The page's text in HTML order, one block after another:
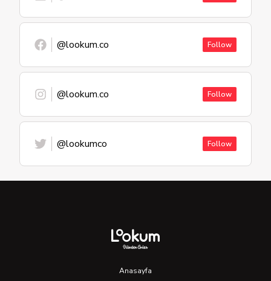
@lookum.co Follow
@lookum.co Follow
@lookumco Follow
Anasayfa